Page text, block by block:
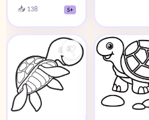
📥 138 5+
♡